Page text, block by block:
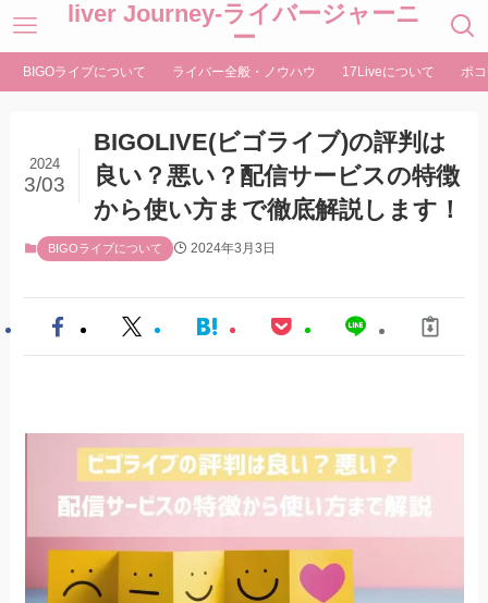
liver Journey-ライバージャーニ
ー
BIGOライブについて ライバー全般・ノウハウ 17Liveについて ポ
BIGOLIVE(ビゴライブ)の評判は
良い？悪い？配信サービスの特徴
から使い方まで徹底解説します！
2024
3/03
BIGOライブについて 2024年3月3日